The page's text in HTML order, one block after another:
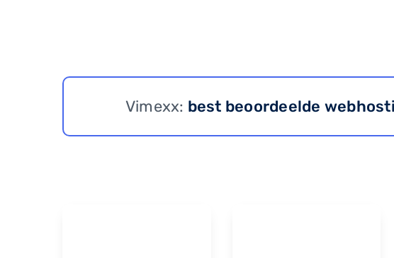
Vimexx: best beoordeelde